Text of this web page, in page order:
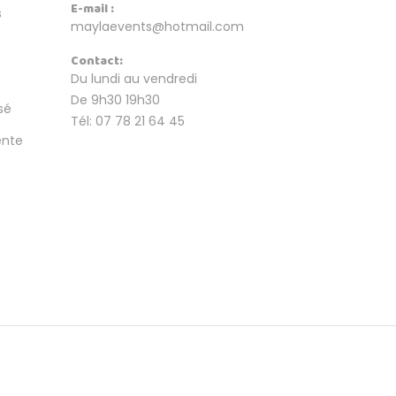
E-mail :
maylaevents@hotmail.com
Contact:
Du lundi au vendredi
De 9h30 19h30
Tél: 07 78 21 64 45